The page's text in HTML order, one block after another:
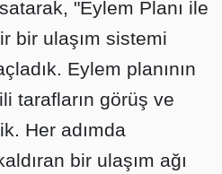
"Eylem Planı ile
bir ulaşım sistemi
Eylem planının
tarafların görüş ve
Her adımda
bir ulaşım ağı